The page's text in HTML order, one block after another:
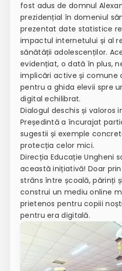
fost adus de domnul
prezidențial în domeniul
prezentat date statistice
impactul internetului și al
sănătății adolescenților.
evidențiat, o dată în plus,
implicări active și comune
pentru a ghida elevii spre
digital echilibrat.
Dialogul deschis și valoros
Președintă a încurajat
sugestii și exemple
protecția celor mici.
Direcția Educație Ungheni
această inițiativă! Doar
strâns între școală, părinți
construi un mediu online
prietenos pentru copiii
pentru era digitală.